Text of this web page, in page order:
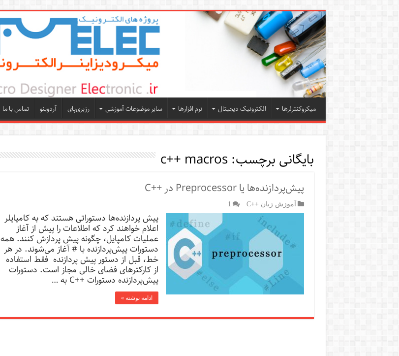
میکروکنترلرها الکترونیک دیجیتال نرم افزارها سایر موضوعات آموزشی رزبری‌پای آردوینو تماس با ما
بایگانی برچسب:c++ macros
پیش‌پردازنده‌ها یا Preprocessor در ++C
آموزش زبان ++C 1
پیش پردازنده‌ها دستوراتی هستند که به کامپایلر
اعلام خواهند کرد که اطلاعات را پیش از آغاز
عملیات کامپایل، چگونه پیش پردازش کنند. همه
دستورات پیش‌پردازنده با # آغاز می‌شوند. در هر
خط، قبل از دستور پیش پردازنده فقط استفاده
از کارکترهای فضای خالی مجاز است. دستورات
پیش‌پردازنده دستورات ++C به …
ادامه نوشته »